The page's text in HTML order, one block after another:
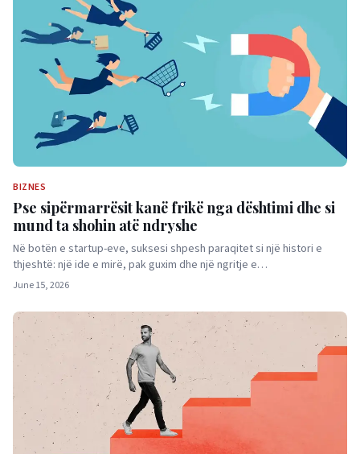
BIZNES
Pse sipërmarrësit kanë frikë nga dështimi dhe si
mund ta shohin atë ndryshe
Në botën e startup-eve, suksesi shpesh paraqitet si një histori e
thjeshtë: një ide e mirë, pak guxim dhe një ngritje e…
June 15, 2026